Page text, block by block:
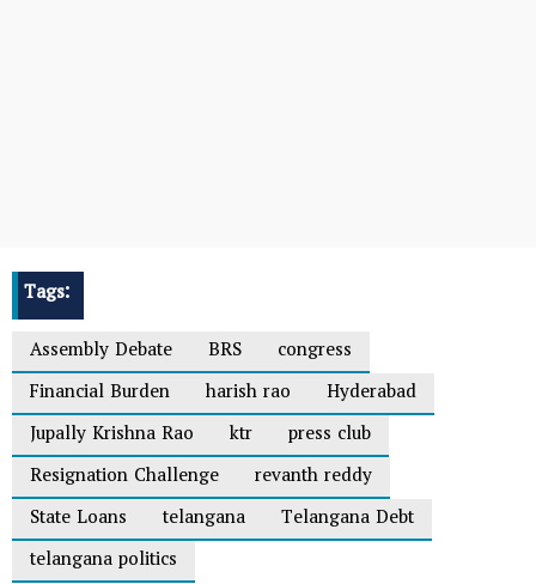
Tags:
Assembly Debate
BRS
congress
Financial Burden
harish rao
Hyderabad
Jupally Krishna Rao
ktr
press club
Resignation Challenge
revanth reddy
State Loans
telangana
Telangana Debt
telangana politics